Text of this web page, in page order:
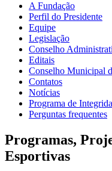
A Fundação
Perfil do Presidente
Equipe
Legislação
Conselho
Editais
Conselho Municipal
Contatos
Notícias
Programa de
Perguntas frequentes
Programas,
Esportivas